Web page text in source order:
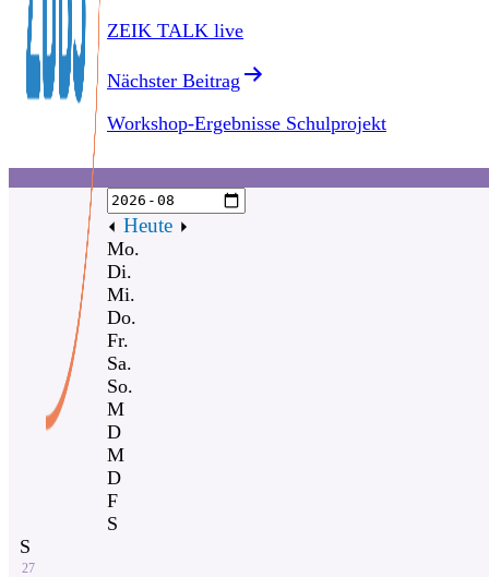
ZEIK TALK live
Nächster Beitrag
Workshop-Ergebnisse Schulprojekt
Heute
Mo.
Di.
Mi.
Do.
Fr.
Sa.
So.
M
D
M
D
F
S
S
27